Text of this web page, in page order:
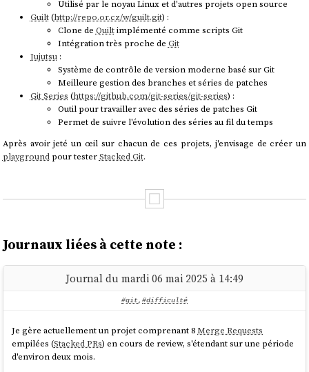
Utilisé par le noyau Linux et d'autres projets open source
Guilt(http://repo.or.cz/w/guilt.git) :
Clone de Quiltimplémenté comme scripts Git
Intégration très proche de Git
Jujutsu:
Système de contrôle de version moderne basé sur Git
Meilleure gestion des branches et séries de patches
Git Series (https://github.com/git-series/git-series) :
Outil pour travailler avec des séries de patches Git
Permet de suivre l'évolution des séries au fil du temps
Après avoir jeté un œil sur chacun de ces projets, j'envisage de créer un
playgroundpour testerStacked Git.
Journaux liées à cette note :
Journal du mardi 06 mai 2025 à 14:49
#git, #difficulté
Je gère actuellement un projet comprenant 8Merge Requests
empilées (Stacked PRs) en cours de review, s'étendant sur une période
d'environ deux mois.